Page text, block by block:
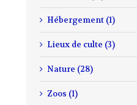
Hébergement (1)
Lieux de culte (3)
Nature (28)
Zoos (1)